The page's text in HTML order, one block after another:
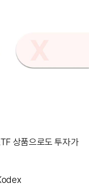
상품으로도 투자가